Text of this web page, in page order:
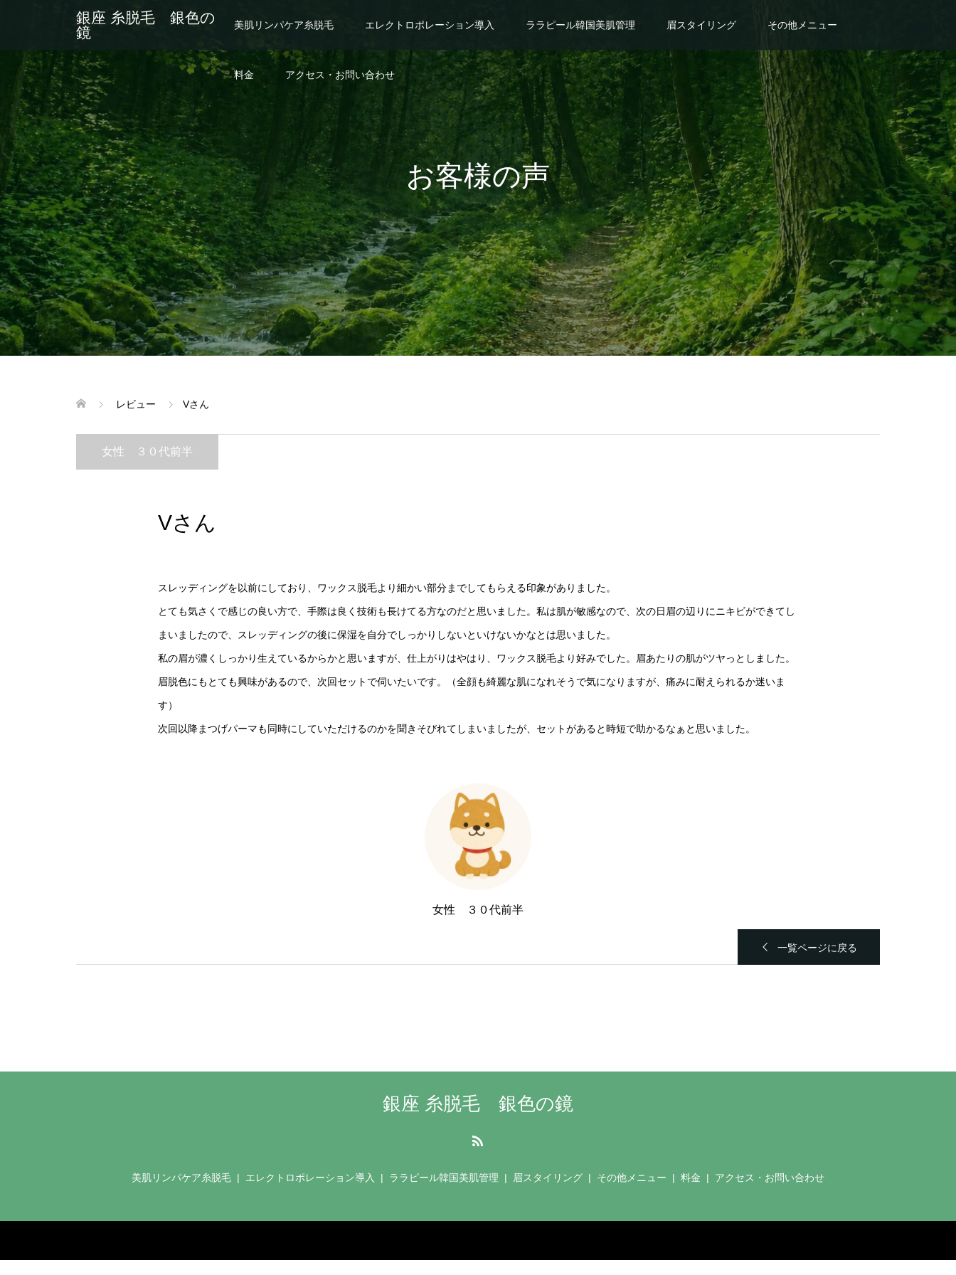
銀座 糸脱毛 銀色の
鏡
美肌リンパケア糸脱毛 エレクトロポレーション導入 ララピール韓国美肌管理 眉スタイリング その他メニュー
料金 アクセス・お問い合わせ
お客様の声
レビュー Vさん
女性 ３０代前半
Vさん
スレッディングを以前にしており、ワックス脱毛より細かい部分までしてもらえる印象がありました。
とても気さくで感じの良い方で、手際は良く技術も長けてる方なのだと思いました。私は肌が敏感なので、次の日眉の辺りにニキビができてし
まいましたので、スレッディングの後に保湿を自分でしっかりしないといけないかなとは思いました。
私の眉が濃くしっかり生えているからかと思いますが、仕上がりはやはり、ワックス脱毛より好みでした。眉あたりの肌がツヤっとしました。
眉脱色にもとても興味があるので、次回セットで伺いたいです。（全顔も綺麗な肌になれそうで気になりますが、痛みに耐えられるか迷いま
す）
次回以降まつげパーマも同時にしていただけるのかを聞きそびれてしまいましたが、セットがあると時短で助かるなぁと思いました。
女性 ３０代前半
一覧ページに戻る
銀座 糸脱毛 銀色の鏡
美肌リンパケア糸脱毛 エレクトロポレーション導入 ララピール韓国美肌管理 眉スタイリング その他メニュー 料金 アクセス・お問い合わせ